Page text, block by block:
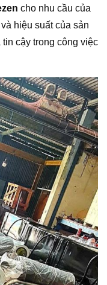
cho nhu cầu của
hiệu suất của sản
cậy trong công việc